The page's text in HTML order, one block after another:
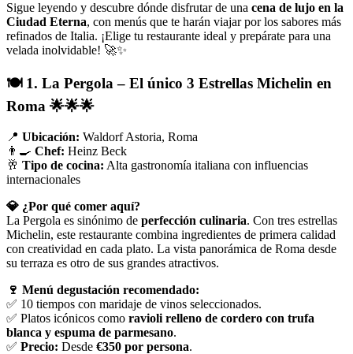
Sigue leyendo y descubre dónde disfrutar de una cena de lujo en la
Ciudad Eterna, con menús que te harán viajar por los sabores más
refinados de Italia. ¡Elige tu restaurante ideal y prepárate para una
velada inolvidable! 🚀✨
🍽️ 1. La Pergola – El único 3 Estrellas Michelin en
Roma 🌟🌟🌟
📍 Ubicación: Waldorf Astoria, Roma
👨‍🍳 Chef: Heinz Beck
🥂 Tipo de cocina: Alta gastronomía italiana con influencias
internacionales
💎 ¿Por qué comer aquí?
La Pergola es sinónimo de perfección culinaria. Con tres estrellas
Michelin, este restaurante combina ingredientes de primera calidad
con creatividad en cada plato. La vista panorámica de Roma desde
su terraza es otro de sus grandes atractivos.
🍷 Menú degustación recomendado:
✅ 10 tiempos con maridaje de vinos seleccionados.
✅ Platos icónicos como ravioli relleno de cordero con trufa
blanca y espuma de parmesano.
✅ Precio: Desde €350 por persona.